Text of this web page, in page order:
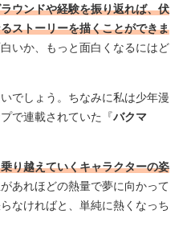
ウンドや経験を振り返れば、伏
ストーリーを描くことができま
いか、もっと面白くなるにはど
でしょう。ちなみに私は少年漫
で連載されていた『バクマ
り越えていくキャラクターの姿
あれほどの熱量で夢に向かって
なければと、単純に熱くなっち